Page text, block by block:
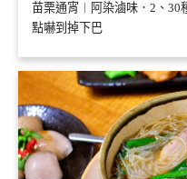
苗栗通宵︱阿染滷味．2、30
點嚇到掉下巴